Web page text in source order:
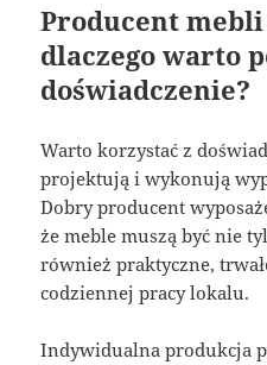
Producent
dlaczego warto
doświadczenie?
Warto korzystać z
projektują i wykonują
Dobry producent
że meble muszą być nie
również praktyczne,
codziennej pracy lokalu.
Indywidualna produkcja